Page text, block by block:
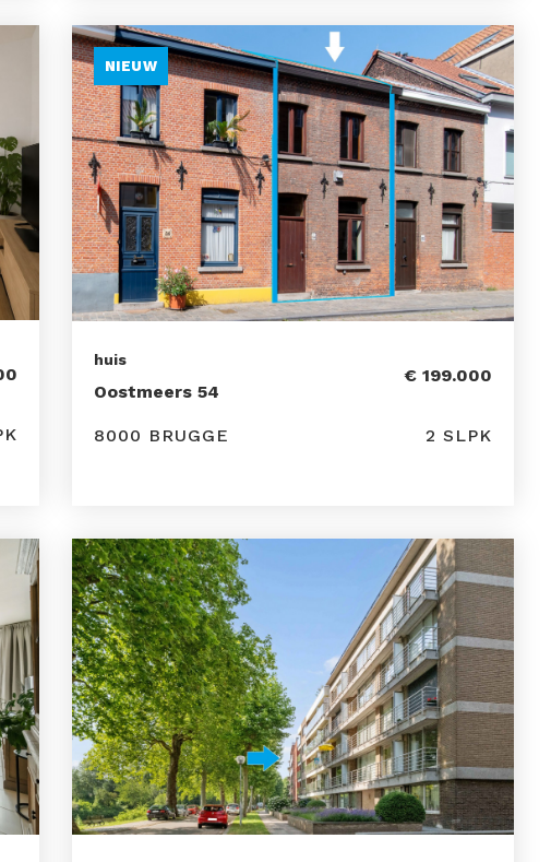
NIEUW
huis
Oostmeers 54
€ 199.000
8000 BRUGGE 2 SLPK